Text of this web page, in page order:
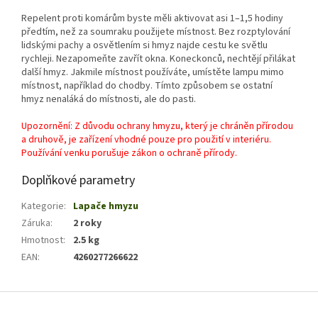
Repelent proti komárům byste měli aktivovat asi 1–1,5 hodiny
předtím, než za soumraku použijete místnost. Bez rozptylování
lidskými pachy a osvětlením si hmyz najde cestu ke světlu
rychleji. Nezapomeňte zavřít okna. Koneckonců, nechtějí přilákat
další hmyz. Jakmile místnost používáte, umístěte lampu mimo
místnost, například do chodby. Tímto způsobem se ostatní
hmyz nenaláká do místnosti, ale do pasti.
Upozornění: Z důvodu ochrany hmyzu, který je chráněn přírodou
a druhově, je zařízení vhodné pouze pro použití v interiéru.
Používání venku porušuje zákon o ochraně přírody.
Doplňkové parametry
Kategorie: Lapače hmyzu
Záruka:
2 roky
Hmotnost:
2.5 kg
EAN: 4260277266622
Z